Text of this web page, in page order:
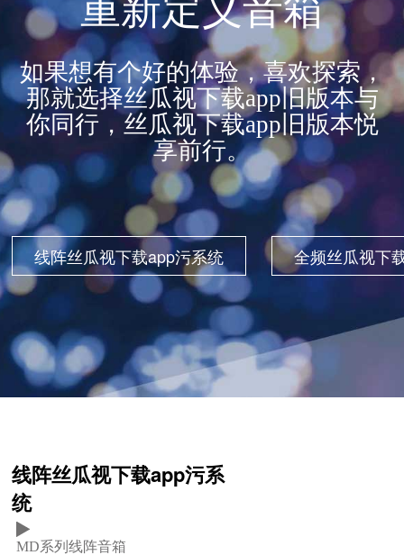
重新定义音箱
如果想有个好的体验，喜欢探索，
那就选择丝瓜视下载app旧版本与
你同行，丝瓜视下载app旧版本悦
享前行。
线阵丝瓜视下载app污系统 全频丝瓜视下
线阵丝瓜视下载app污系
统
MD系列线阵音箱